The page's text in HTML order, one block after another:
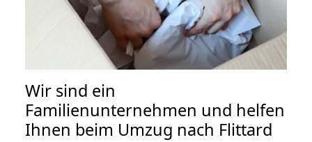
Wir sind ein
Familienunternehmen und helfen
Ihnen beim Umzug nach Flittard